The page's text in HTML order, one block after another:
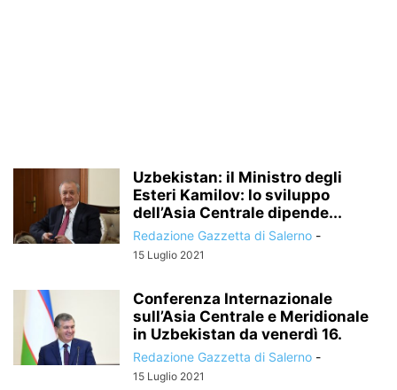
Uzbekistan: il Ministro degli
Esteri Kamilov: lo sviluppo
dell’Asia Centrale dipende...
Redazione Gazzetta di Salerno -
15 Luglio 2021
Conferenza Internazionale
sull’Asia Centrale e Meridionale
in Uzbekistan da venerdì 16.
Redazione Gazzetta di Salerno -
15 Luglio 2021